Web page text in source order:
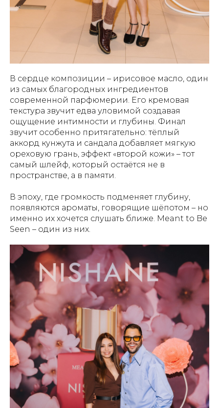
В сердце композиции – ирисовое масло, один
из самых благородных ингредиентов
современной парфюмерии. Его кремовая
текстура звучит едва уловимой создавая
ощущение интимности и глубины. Финал
звучит особенно притягательно: тёплый
аккорд кунжута и сандала добавляет мягкую
ореховую грань, эффект «второй кожи» – тот
самый шлейф, который остаётся не в
пространстве, а в памяти.
В эпоху, где громкость подменяет глубину,
появляются ароматы, говорящие шёпотом – но
именно их хочется слушать ближе. Meant to Be
Seen – один из них.